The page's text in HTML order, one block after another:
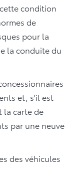
condition
de
pour la
la conduite du
et, s'il est
la carte de
par une neuve
des véhicules